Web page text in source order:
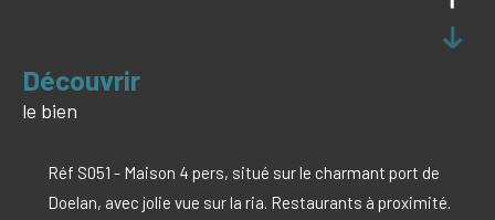
découvrir
le bien
Réf S051 - Maison 4 pers, situé sur le charmant port de
Doelan, avec jolie vue sur la ria. Restaurants à proximité.